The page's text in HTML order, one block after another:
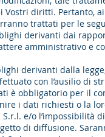
Vostri diritti. Pertanto,
trattati per le
derivanti dai
amministrativo e
derivanti dalla
con l’ausilio di
è obbligatorio per il
i dati richiesti o la
S.r.l. e/o l’impossibilità
di diffusione.